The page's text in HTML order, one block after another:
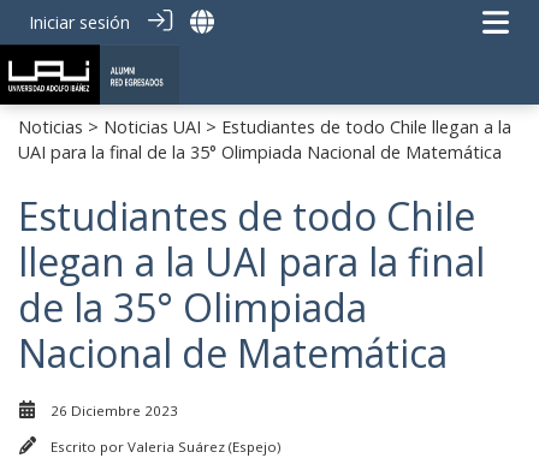
Iniciar sesión
Noticias > Noticias UAI > Estudiantes de todo Chile llegan a la
UAI para la final de la 35° Olimpiada Nacional de Matemática
Estudiantes de todo Chile
llegan a la UAI para la final
de la 35° Olimpiada
Nacional de Matemática
26 Diciembre 2023
Escrito por Valeria Suárez (Espejo)